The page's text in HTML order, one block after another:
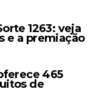
não é
1263: veja
e a premiação
465
de